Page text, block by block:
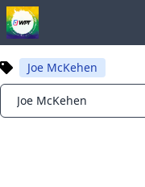
Joe McKehen
Notifications
Joe McKehen